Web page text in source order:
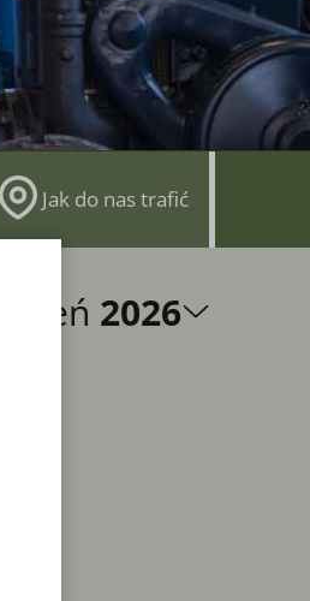
Jak do nas trafić
2026